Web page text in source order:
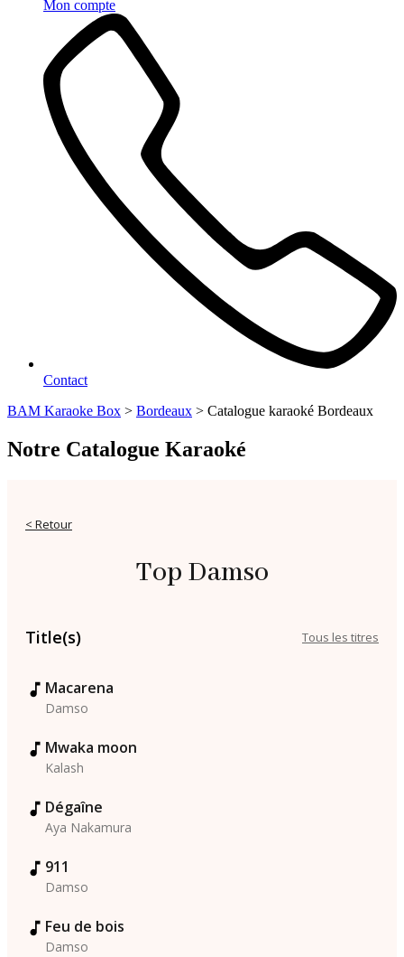
Mon compte
Contact
BAM Karaoke Box > Bordeaux > Catalogue karaoké Bordeaux
Notre Catalogue Karaoké
< Retour
Top Damso
Title(s) Tous les titres
Macarena
Damso
Mwaka moon
Kalash
Dégaîne
Aya Nakamura
911
Damso
Feu de bois
Damso